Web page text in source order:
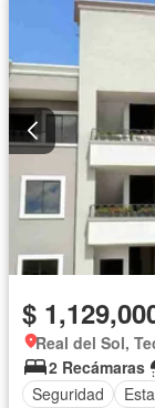
Zonas verdes
Parcialmente
$
Real del Sol,
2 Recámaras
Seguridad